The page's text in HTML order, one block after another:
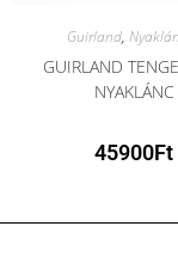
Guirland,
GUIRLAND
NYAKLÁNC
45900Ft